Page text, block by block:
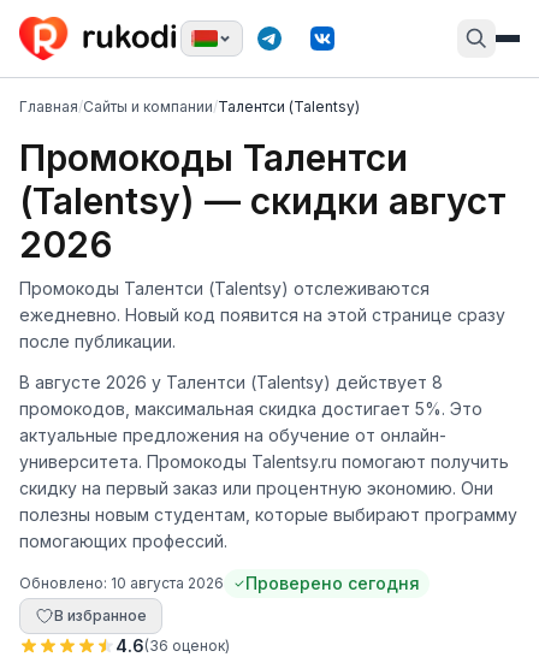
Главная/Сайты и компании/Талентси (Talentsy)
Промокоды Талентси
(Talentsy) — скидки август
2026
Промокоды Талентси (Talentsy) отслеживаются
ежедневно. Новый код появится на этой странице сразу
после публикации.
В августе 2026 у Талентси (Talentsy) действует 8
промокодов, максимальная скидка достигает 5%. Это
актуальные предложения на обучение от онлайн-
университета. Промокоды Talentsy.ru помогают получить
скидку на первый заказ или процентную экономию. Они
полезны новым студентам, которые выбирают программу
помогающих профессий.
Обновлено: 10 августа 2026 Проверено сегодня
В избранное
4.6(36 оценок)